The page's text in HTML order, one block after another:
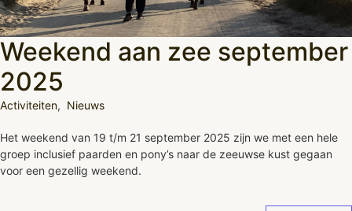
Weekend aan zee september
2025
Activiteiten, Nieuws
Het weekend van 19 t/m 21 september 2025 zijn we met een hele
groep inclusief paarden en pony’s naar de zeeuwse kust gegaan
voor een gezellig weekend.